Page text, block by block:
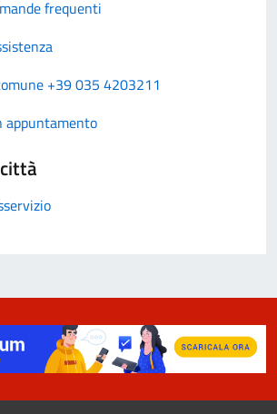
frequenti
+39 035 4203211
appuntamento